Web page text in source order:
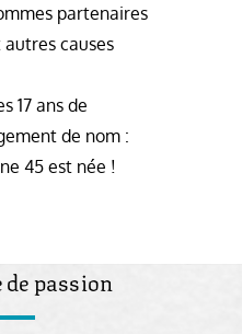
partenaires
autres causes
17 ans de
de nom :
45 est née !
passion